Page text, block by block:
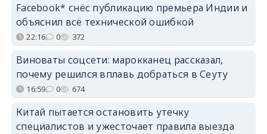
Facebook* снёс публикацию премьера Индии и
объяснил всё технической ошибкой
22:16 0 372
Виноваты соцсети: марокканец рассказал,
почему решился вплавь добраться в Сеуту
16:59 0 674
Китай пытается остановить утечку
специалистов и ужесточает правила выезда